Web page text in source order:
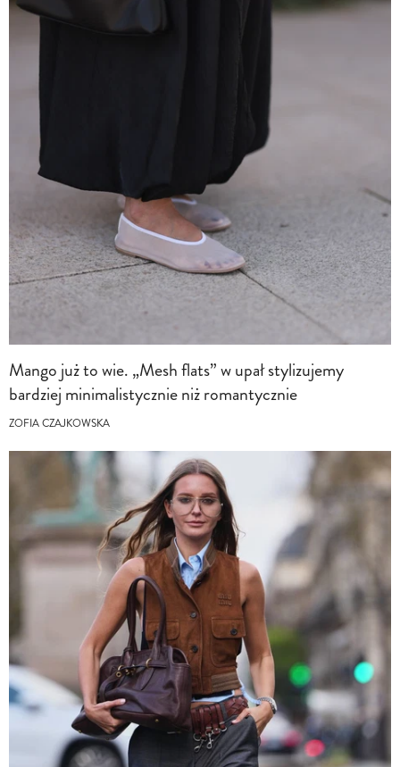
Mango już to wie. „Mesh flats” w upał stylizujemy
bardziej minimalistycznie niż romantycznie
ZOFIA CZAJKOWSKA